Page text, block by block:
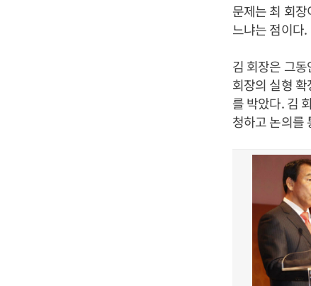
문제는 최 회
느냐는 점이다.
김 회장은 그동
회장의 실형
를 박았다. 김
청하고 논의를